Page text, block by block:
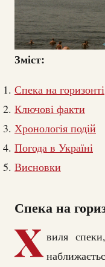
Зміст:
Спека на горизонті
Ключові факти
Хронологія подій
Погода в Україні
Висновки
Спека на
Х виля